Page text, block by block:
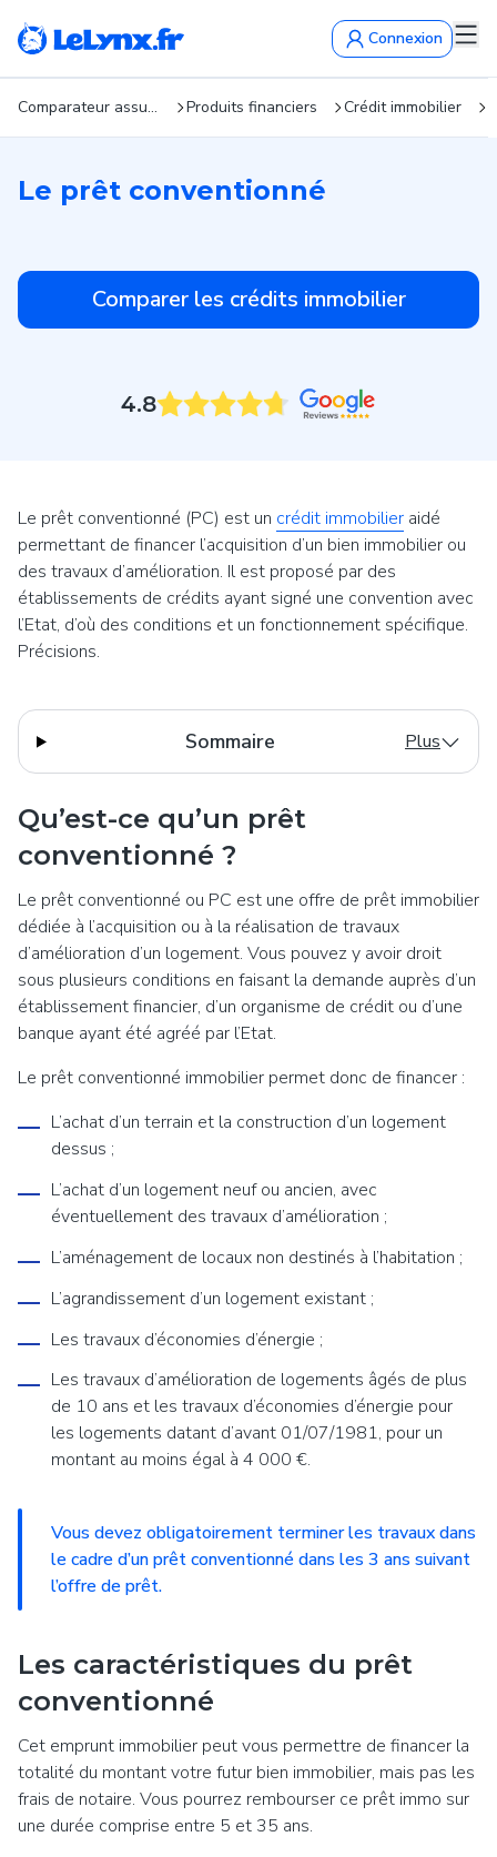
Connexion
Comparateur assurance : devis gratuits en 5 min ! Produits financiers Crédit immobilier
Le prêt conventionné
Comparer les crédits immobilier
4.8
Le prêt conventionné (PC) est un crédit immobilier aidé
permettant de financer l’acquisition d’un bien immobilier ou
des travaux d’amélioration. Il est proposé par des
établissements de crédits ayant signé une convention avec
l’Etat, d’où des conditions et un fonctionnement spécifique.
Précisions.
Sommaire Plus
Qu’est-ce qu’un prêt
conventionné ?
Le prêt conventionné ou PC est une offre de prêt immobilier
dédiée à l’acquisition ou à la réalisation de travaux
d’amélioration d’un logement. Vous pouvez y avoir droit
sous plusieurs conditions en faisant la demande auprès d’un
établissement financier, d’un organisme de crédit ou d’une
banque ayant été agréé par l’Etat.
Le prêt conventionné immobilier permet donc de financer :
L’achat d’un terrain et la construction d’un logement
dessus ;
L’achat d’un logement neuf ou ancien, avec
éventuellement des travaux d’amélioration ;
L’aménagement de locaux non destinés à l’habitation ;
L’agrandissement d’un logement existant ;
Les travaux d’économies d’énergie ;
Les travaux d’amélioration de logements âgés de plus
de 10 ans et les travaux d’économies d’énergie pour
les logements datant d’avant 01/07/1981, pour un
montant au moins égal à 4 000 €.
Vous devez obligatoirement terminer les travaux dans
le cadre d’un prêt conventionné dans les 3 ans suivant
l’offre de prêt.
Les caractéristiques du prêt
conventionné
Cet emprunt immobilier peut vous permettre de financer la
totalité du montant votre futur bien immobilier, mais pas les
frais de notaire. Vous pourrez rembourser ce prêt immo sur
une durée comprise entre 5 et 35 ans.